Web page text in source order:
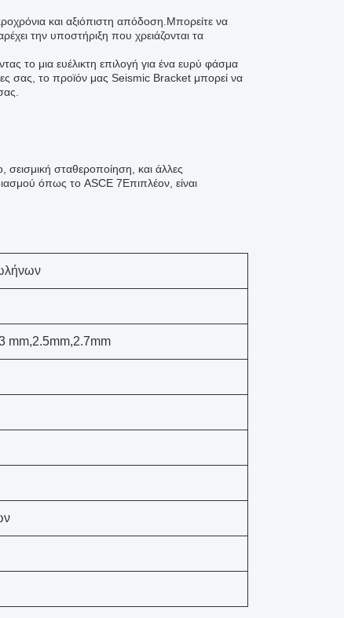
και αξιόπιστη απόδοση.Μπορείτε να
την υποστήριξη που χρειάζονται τα
το μια ευέλικτη επιλογή για ένα ευρύ φάσμα
σας, το προϊόν μας Seismic Bracket μπορεί να
σεισμική σταθεροποίηση, και άλλες
όπως το ASCE 7Επιπλέον, είναι
mm,2.5mm,2.7mm